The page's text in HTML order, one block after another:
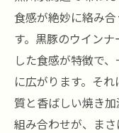
食感が絶妙に絡み
す。黒豚のウイン
した食感が特徴で
に広がります。そ
質と香ばしい焼き
組み合わせが、ま